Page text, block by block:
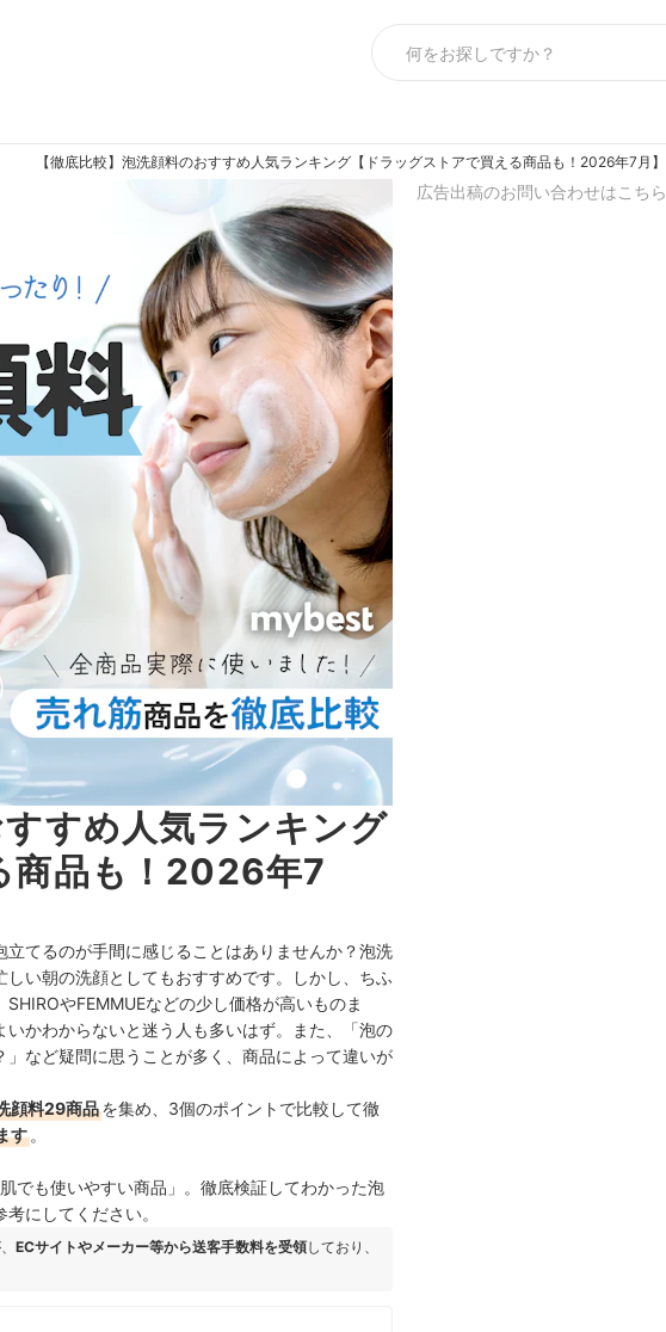
【徹底比較】泡洗顔料のおすすめ人気ランキング【ドラッグストアで買える商品も！2026年7月】
すすめ人気ランキング
商品も！2026年7
てるのが手間に感じることはありませんか？泡洗
い朝の洗顔としてもおすすめです。しかし、ちふ
やFEMMUEなどの少し価格が高いものま
いかわからないと迷う人も多いはず。 また、「泡の
」など疑問に思うことが多く
、商品によって違いが
顔料29商品を集め、3個のポイントで比較して徹
す 。
でも使いやすい商品」。徹底検証してわかった泡
にしてください。
ECサイトやメーカー等から送客手数料を受領しており、
広告出稿のお問い合わせはこちら